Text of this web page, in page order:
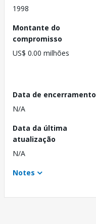
1998
Montante do
compromisso
US$ 0.00 milhões
Data de encerramento
N/A
Data da última
atualização
N/A
Notes